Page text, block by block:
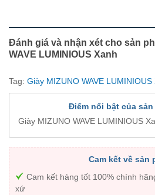
Đánh giá và nhận xét cho sản
WAVE LUMINIOUS Xanh
Tag: Giày MIZUNO WAVE LUMINIOUS
Điểm nổi bật của sản
Giày MIZUNO WAVE LUMINIOUS
Cam kết về sản
Cam kết hàng tốt 100% chính
xứ